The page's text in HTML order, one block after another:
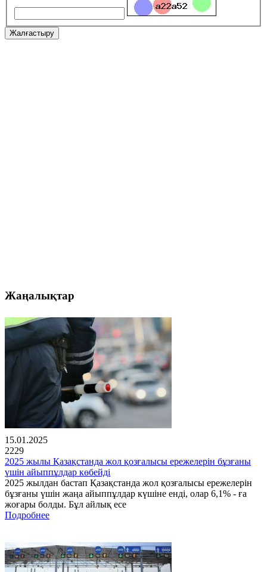
Жалғастыру
Жаңалықтар
15.01.2025
2229
2025 жылы Қазақстанда жол қозғалысы ережелерін бұзғаны
үшін айыппұлдар көбейді
2025 жылдан бастап Қазақстанда жол қозғалысы ережелерін
бұзғаны үшін жаңа айыппұлдар күшіне енді, олар 6,1% - ға
жоғары болды. Бұл айлық есе
Подробнее